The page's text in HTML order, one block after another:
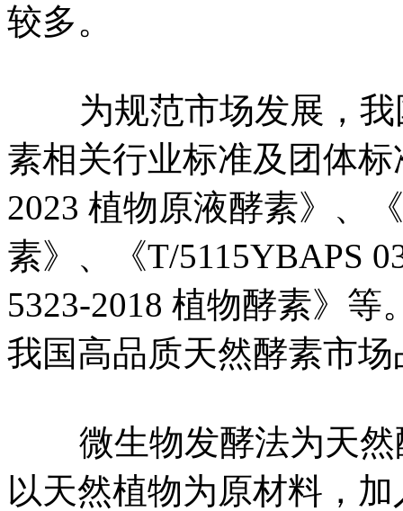
较多。
为规范市场发展，我
素相关行业标准及团体
2023 植物原液酵素》、
素》、《T/5115YBAPS
5323-2018 植物酵素》
我国高品质天然酵素市
微生物发酵法为天然
以天然植物为原材料，